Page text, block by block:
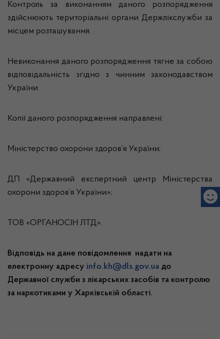
Контроль за виконанням даного розпорядження
здійснюють територіальні органи Держлікслужби за
місцем розташування.
Невиконання даного розпорядження тягне за собою
відповідальність згідно з чинним законодавством
України.
Копії даного розпорядження направлені:
Міністерство охорони здоров’я України;
ДП «Державний експертний центр Міністерства
охорони здоров’я України»;
ТОВ «ОРГАНОСІН ЛТД».
Відповідь на дане повідомлення надати на
електронну адресу info.kh@dls.gov.ua до
Державної служби з лікарських засобів та контролю
за наркотиками у Харківській області.